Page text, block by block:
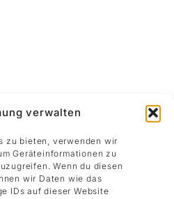
verwalten
zu bieten, verwenden wir
Geräteinformationen zu
Wenn du diesen
wir Daten wie das
IDs auf dieser Website
Melanie
Rüegg
30